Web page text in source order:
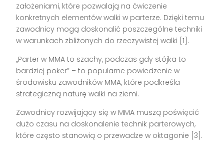
założeniami, które pozwalają na ćwiczenie
konkretnych elementów walki w parterze. Dzięki temu
zawodnicy mogą doskonalić poszczególne techniki
w warunkach zbliżonych do rzeczywistej walki [1].
„Parter w MMA to szachy, podczas gdy stójka to
bardziej poker” – to popularne powiedzenie w
środowisku zawodników MMA, które podkreśla
strategiczną naturę walki na ziemi.
Zawodnicy rozwijający się w MMA muszą poświęcić
dużo czasu na doskonalenie technik parterowych,
które często stanowią o przewadze w oktagonie [3].